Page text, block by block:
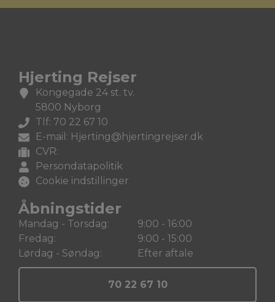
Hjerting Rejser
Kongegade 24 st. tv.
5800 Nyborg
Tlf: 70 22 67 10
E-mail: Hjerting@hjertingrejser.dk
CVR:
Persondatapolitik
Cookie indstillinger
Åbningstider
Mandag - Torsdag:
Fredag:
Lørdag - Søndag:
9:00 - 16:00
9:00 - 15:00
Efter aftale
70 22 67 10